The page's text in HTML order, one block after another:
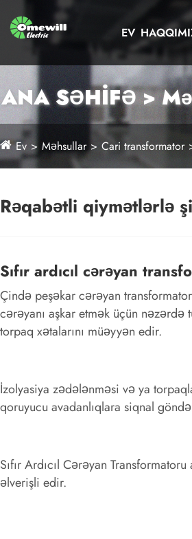
EV
ANA SƏHİFƏ >
Ev Məhsullar Cari transformator
Rəqabətli qiymətlərlə
Sıfır ardıcıl cərəyan
Çində peşəkar cərəyan
cərəyanı aşkar etmək üçün
torpaq xətalarını müəyyən edir.
İzolyasiya zədələnməsi və ya
qoruyucu avadanlıqlara siqnal
Sıfır Ardıcıl Cərəyan
əlverişli edir.